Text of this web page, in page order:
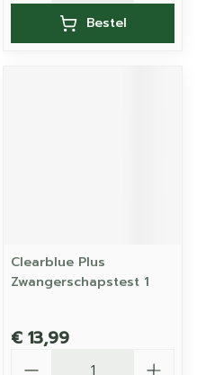
Bestel
Clearblue Plus
Zwangerschapstest 1
€ 13,99